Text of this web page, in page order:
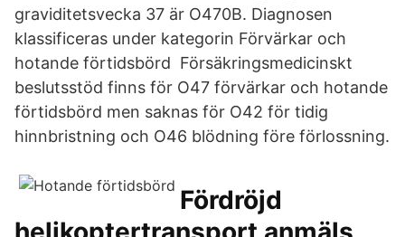
graviditetsvecka 37 är O470B. Diagnosen
klassificeras under kategorin Förvärkar och
hotande förtidsbörd Försäkringsmedicinskt
beslutsstöd finns för O47 förvärkar och hotande
förtidsbörd men saknas för O42 för tidig
hinnbristning och O46 blödning före förlossning.
Fördröjd